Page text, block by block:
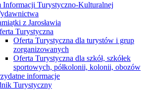
Informacji Turystyczno-Kulturalnej
z Jarosławia
Turystyczna
Oferta Turystyczna dla turystów i grup
zorganizowanych
Oferta Turystyczna dla szkół, szkółek
sportowych, półkolonii, kolonii, obozów
informacje
Turystyczny